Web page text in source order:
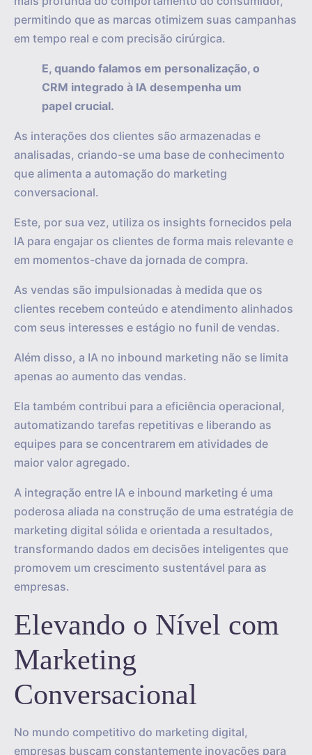
permitindo que as marcas otimizem suas campanhas
em tempo real e com precisão cirúrgica.
E, quando falamos em personalização, o
CRM integrado à IA desempenha um
papel crucial.
As interações dos clientes são armazenadas e
analisadas, criando-se uma base de conhecimento
que alimenta a automação do marketing
conversacional.
Este, por sua vez, utiliza os insights fornecidos pela
IA para engajar os clientes de forma mais relevante e
em momentos-chave da jornada de compra.
As vendas são impulsionadas à medida que os
clientes recebem conteúdo e atendimento alinhados
com seus interesses e estágio no funil de vendas.
Além disso, a IA no inbound marketing não se limita
apenas ao aumento das vendas.
Ela também contribui para a eficiência operacional,
automatizando tarefas repetitivas e liberando as
equipes para se concentrarem em atividades de
maior valor agregado.
A integração entre IA e inbound marketing é uma
poderosa aliada na construção de uma estratégia de
marketing digital sólida e orientada a resultados,
transformando dados em decisões inteligentes que
promovem um crescimento sustentável para as
empresas.
Elevando o Nível com
Marketing
Conversacional
No mundo competitivo do marketing digital,
empresas buscam constantemente inovações para